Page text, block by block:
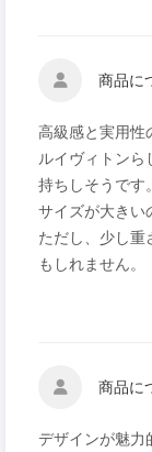
商品に
高級感と実用性
ルイヴィトンら
持ちしそうです。
サイズが大きい
ただし、少し重
もしれません。
商品に
デザインが魅力